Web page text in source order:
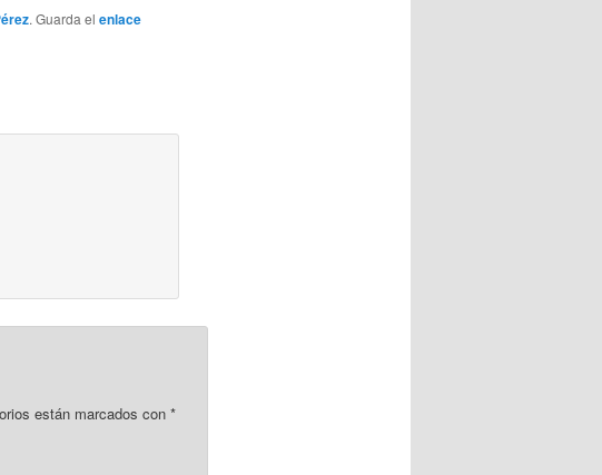
. Guarda el enlace
están marcados con *